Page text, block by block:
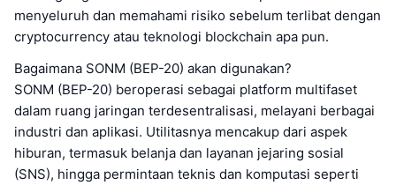
menyeluruh dan memahami risiko sebelum terlibat dengan
cryptocurrency atau teknologi blockchain apa pun.
Bagaimana SONM (BEP-20) akan digunakan?
SONM (BEP-20) beroperasi sebagai platform multifaset
dalam ruang jaringan terdesentralisasi, melayani berbagai
industri dan aplikasi. Utilitasnya mencakup dari aspek
hiburan, termasuk belanja dan layanan jejaring sosial
(SNS), hingga permintaan teknis dan komputasi seperti